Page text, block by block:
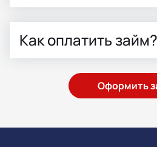
Как оплатить займ?
Оформить